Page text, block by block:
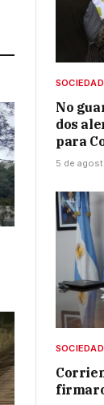
SOCIEDAD
No
dos
para
5 de
SOCIEDAD